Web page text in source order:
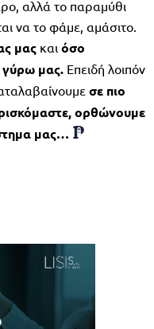
αλλά το παραμύθι
να το φάμε, αμάσιτο.
μας και όσο
γύρω μας. Επειδή λοιπόν
σε πιο
ορθώνουμε
μας…